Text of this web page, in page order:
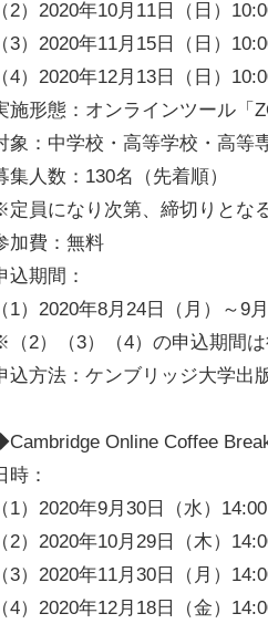
（2）2020年10月11日（日）
（3）2020年11月15日（日）
（4）2020年12月13日（日）
施形態：オンラインツール「
象：中学校・高等学校・高等
集人数：130名（先着順）
定員になり次第、締切りとなる
加費：無料
込期間：
（1）2020年8月24日（月）～9
（2）（3）（4）の申込期間
込方法：ケンブリッジ大学出
Online Coffee
時：
（1）2020年9月30日（水）
（2）2020年10月29日（木）
（3）2020年11月30日（月）
（4）2020年12月18日（金）